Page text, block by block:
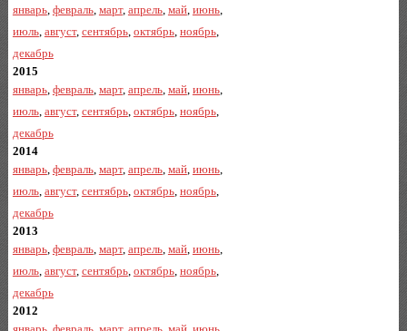
январь, февраль, март, апрель, май, июнь,
июль, август, сентябрь, октябрь, ноябрь,
декабрь
2015
январь, февраль, март, апрель, май, июнь,
июль, август, сентябрь, октябрь, ноябрь,
декабрь
2014
январь, февраль, март, апрель, май, июнь,
июль, август, сентябрь, октябрь, ноябрь,
декабрь
2013
январь, февраль, март, апрель, май, июнь,
июль, август, сентябрь, октябрь, ноябрь,
декабрь
2012